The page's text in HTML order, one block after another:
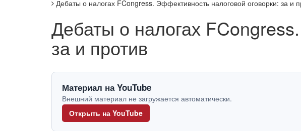
Дебаты о налогах FCongress. Эффективность налоговой оговорки: за и
Дебаты о налогах
за и против
Материал на YouTube
Внешний материал не загружается автоматически.
Открыть на YouTube